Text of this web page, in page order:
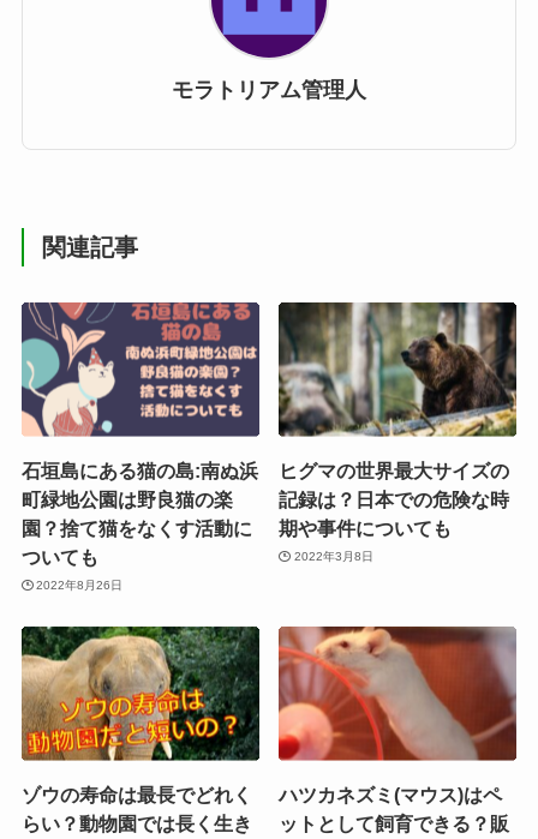
モラトリアム管理人
関連記事
石垣島にある猫の島:南ぬ浜
町緑地公園は野良猫の楽
園？捨て猫をなくす活動に
ついても
2022年8月26日
ヒグマの世界最大サイズの
記録は？日本での危険な時
期や事件についても
2022年3月8日
ゾウの寿命は最長でどれく
らい？動物園では長く生き
ハツカネズミ(マウス)はペ
ットとして飼育できる？販